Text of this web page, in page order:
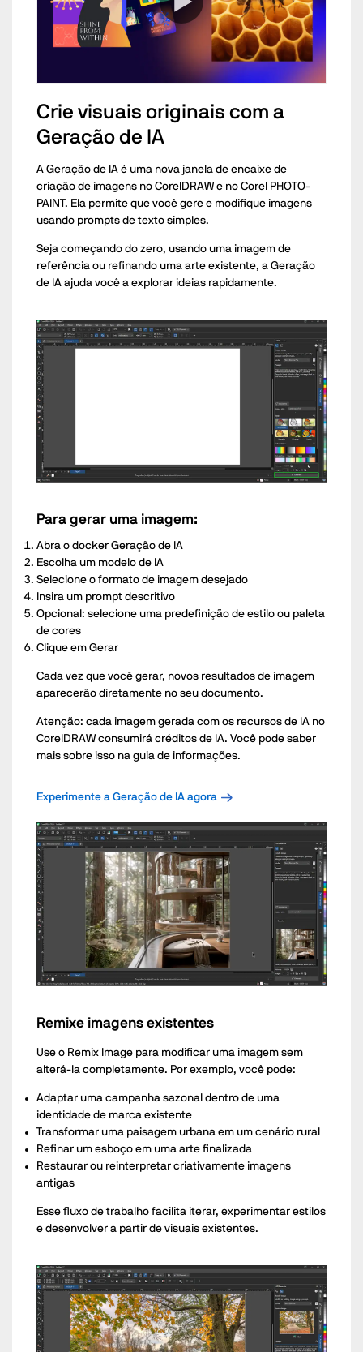
Crie visuais originais com a
Geração de IA
A Geração de IA é uma nova janela de encaixe de
criação de imagens no CorelDRAW e no Corel PHOTO-
PAINT. Ela permite que você gere e modifique imagens
usando prompts de texto simples.
Seja começando do zero, usando uma imagem de
referência ou refinando uma arte existente, a Geração
de IA ajuda você a explorar ideias rapidamente.
Para gerar uma imagem:
Abra o docker Geração de IA
Escolha um modelo de IA
Selecione o formato de imagem desejado
Insira um prompt descritivo
Opcional: selecione uma predefinição de estilo ou paleta
de cores
Clique em Gerar
Cada vez que você gerar, novos resultados de imagem
aparecerão diretamente no seu documento.
Atenção: cada imagem gerada com os recursos de IA no
CorelDRAW consumirá créditos de IA. Você pode saber
mais sobre isso na guia de informações.
Experimente a Geração de IA agora
Remixe imagens existentes
Use o Remix Image para modificar uma imagem sem
alterá-la completamente. Por exemplo, você pode:
Adaptar uma campanha sazonal dentro de uma
identidade de marca existente
Transformar uma paisagem urbana em um cenário rural
Refinar um esboço em uma arte finalizada
Restaurar ou reinterpretar criativamente imagens
antigas
Esse fluxo de trabalho facilita iterar, experimentar estilos
e desenvolver a partir de visuais existentes.